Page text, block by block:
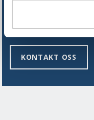
FINNER DU
ETTER?
KONTAKT OSS